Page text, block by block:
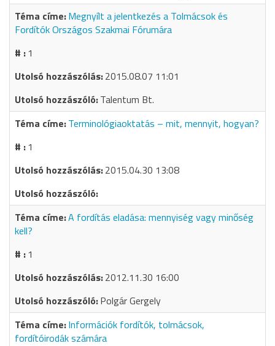
Megnyílt a jelentkezés a Tolmácsok és
Fordítók Országos Szakmai Fórumára
1
2015.08.07 11:01
Talentum Bt.
Terminológiaoktatás – mit, mennyit, hogyan?
1
2015.04.30 13:08
A fordítás eladása: mennyiség vagy minőség
kell?
1
2012.11.30 16:00
Polgár Gergely
Információk fordítók, tolmácsok,
fordítóirodák számára